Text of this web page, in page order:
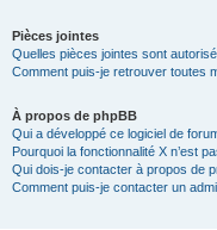
Pièces jointes
Quelles pièces jointes sont
Comment puis-je retrouver toutes
À propos de phpBB
Qui a développé ce logiciel de
Pourquoi la fonctionnalité X n’est
Qui dois-je contacter à propos de
Comment puis-je contacter un